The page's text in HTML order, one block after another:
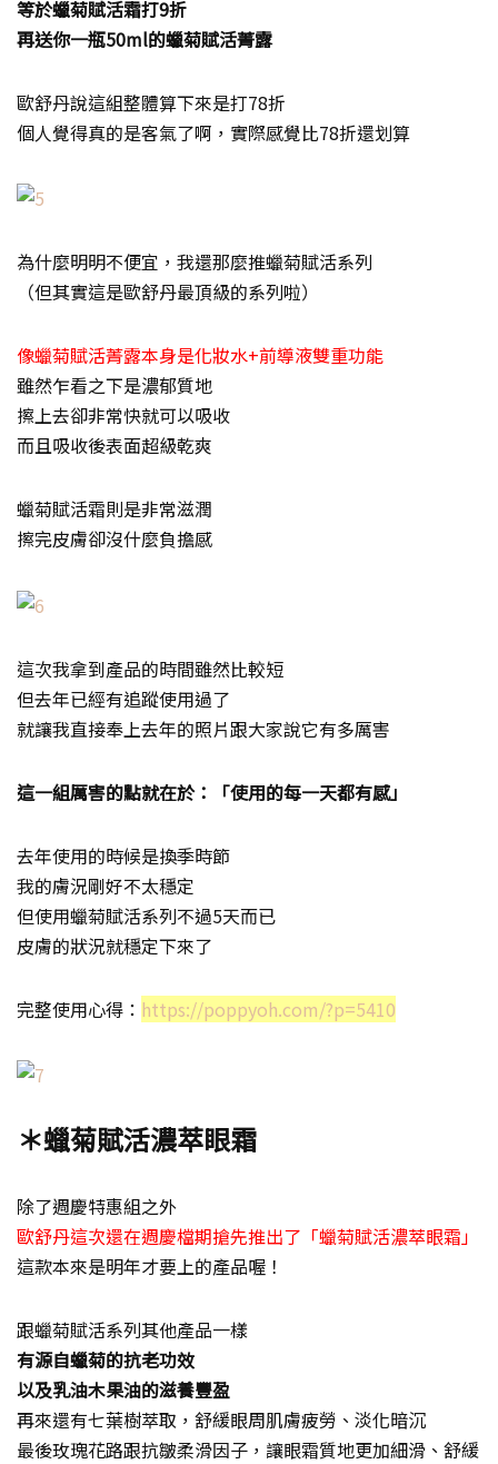
等於蠟菊賦活霜打9折
再送你一瓶50ml的蠟菊賦活菁露
歐舒丹說這組整體算下來是打78折
個人覺得真的是客氣了啊，實際感覺比78折還划算
為什麼明明不便宜，我還那麼推蠟菊賦活系列
（但其實這是歐舒丹最頂級的系列啦）
像蠟菊賦活菁露本身是化妝水+前導液雙重功能
雖然乍看之下是濃郁質地
擦上去卻非常快就可以吸收
而且吸收後表面超級乾爽
蠟菊賦活霜則是非常滋潤
擦完皮膚卻沒什麼負擔感
這次我拿到產品的時間雖然比較短
但去年已經有追蹤使用過了
就讓我直接奉上去年的照片跟大家說它有多厲害
這一組厲害的點就在於：「使用的每一天都有感」
去年使用的時候是換季時節
我的膚況剛好不太穩定
但使用蠟菊賦活系列不過5天而已
皮膚的狀況就穩定下來了
完整使用心得： https://poppyoh.com/?p=5410
＊蠟菊賦活濃萃眼霜
除了週慶特惠組之外
歐舒丹這次還在週慶檔期搶先推出了「蠟菊賦活濃萃眼霜」
這款本來是明年才要上的產品喔！
跟蠟菊賦活系列其他產品一樣
有源自蠟菊的抗老功效
以及乳油木果油的滋養豐盈
再來還有七葉樹萃取，舒緩眼周肌膚疲勞、淡化暗沉
最後玫瑰花路跟抗皺柔滑因子，讓眼霜質地更加細滑、舒緩